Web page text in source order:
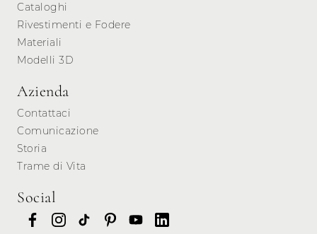
Cataloghi
Rivestimenti e Fodere
Materiali
Modelli 3D
Azienda
Contattaci
Comunicazione
Storia
Trame di Vita
Social